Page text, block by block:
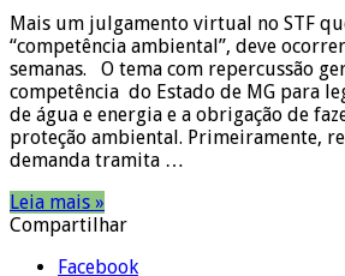
Mais um julgamento virtual no STF
“competência ambiental”, deve
semanas. O tema com repercussão
competência do Estado de MG para
de água e energia e a obrigação de
proteção ambiental. Primeiramente,
demanda tramita …
Leia mais »
Compartilhar
Facebook